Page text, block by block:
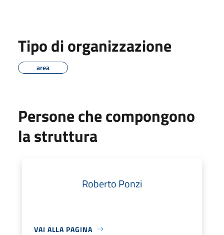
Tipo di organizzazione
area
Persone che compongono
la struttura
Roberto Ponzi
VAI ALLA PAGINA